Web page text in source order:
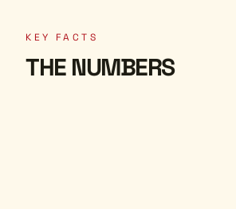
KEY FACTS
THE NUMBERS